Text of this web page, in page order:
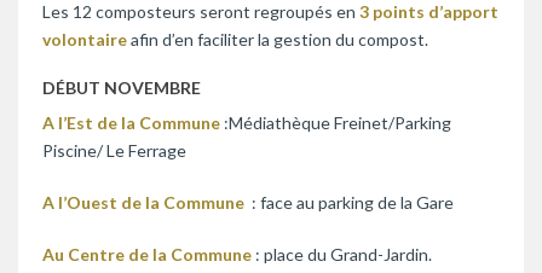
Les 12 composteurs seront regroupés en 3 points d’apport
volontaireafin d’en faciliter la gestion du compost.
DÉBUT NOVEMBRE
A l’Est de la Commune :Médiathèque Freinet/Parking
Piscine/ Le Ferrage
A l’Ouest de la Commune : face au parking de la Gare
Au Centre de la Commune : place du Grand-Jardin.